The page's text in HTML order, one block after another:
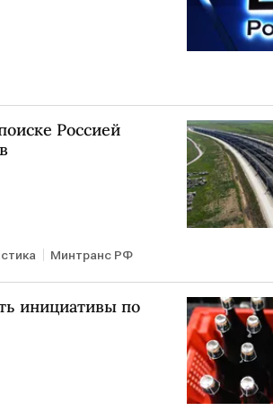
Россией
Минтранс РФ
инициативы по